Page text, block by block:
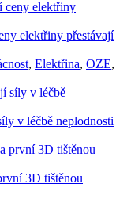
elektřiny přestávají
, Elektřina, OZE,
v léčbě neplodnosti
3D tištěnou